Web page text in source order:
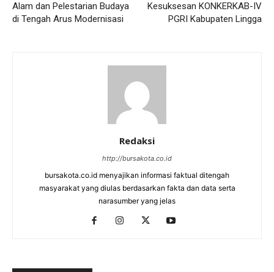
Alam dan Pelestarian Budaya
di Tengah Arus Modernisasi
Kesuksesan KONKERKAB-IV
PGRI Kabupaten Lingga
Redaksi
http://bursakota.co.id
bursakota.co.id menyajikan informasi faktual ditengah
masyarakat yang diulas berdasarkan fakta dan data serta
narasumber yang jelas